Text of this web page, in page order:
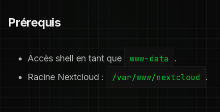
Prérequis
Accès shell en tant que www-data
.
Racine Nextcloud :
/var/www/nextcloud .